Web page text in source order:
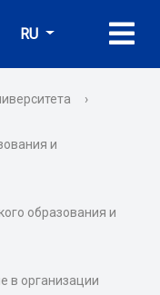
RU
›
и
образования и
в организации